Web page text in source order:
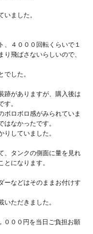
ました。
、４０００回転くらいで１
飛ばさないらしいので、
した。
跡がありますが、購入後は
。
ボロボロ感がみられていま
なかったです。
していました。
、タンクの側面に量を見れ
になります。
ーなどはそのままお付けす
ただきました。
０００円を当日ご負担お願